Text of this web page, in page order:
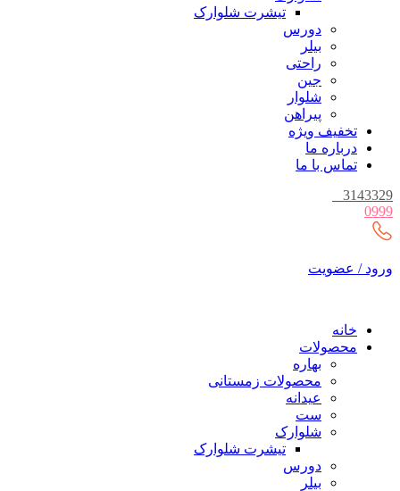
تیشرت شلوارک
دورس
بیلر
راحتی
جین
شلوار
پیراهن
تخفیف ویژه
درباره ما
تماس با ما
3143329
0999
ورود / عضویت
خانه
محصولات
بهاره
محصولات زمستانی
عیدانه
ست
شلوارک
تیشرت شلوارک
دورس
بیلر